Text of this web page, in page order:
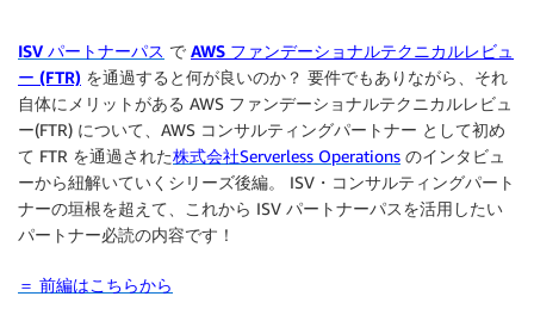
ISV パートナーパス で AWS ファンデーショナルテクニカルレビュ
ー (FTR) を通過すると何が良いのか？ 要件でもありながら、それ
自体にメリットがある AWS ファンデーショナルテクニカルレビュ
ー(FTR) について、AWS コンサルティングパートナー として初め
て FTR を通過された株式会社Serverless Operations のインタビュ
ーから紐解いていくシリーズ後編。 ISV・コンサルティングパート
ナーの垣根を超えて、これから ISV パートナーパスを活用したい
パートナー必読の内容です！
＝ 前編はこちらから